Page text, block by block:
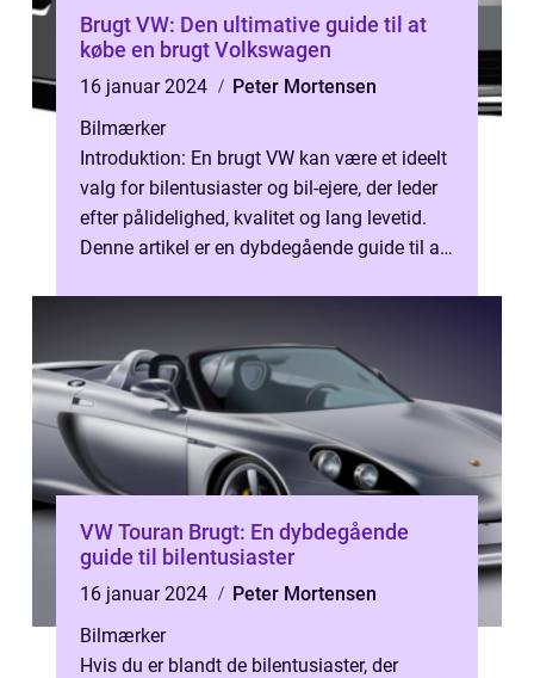
Brugt VW: Den ultimative guide til at
købe en brugt Volkswagen
16 januar 2024
Peter Mortensen
Bilmærker
Introduktion: En brugt VW kan være et ideelt
valg for bilentusiaster og bil-ejere, der leder
efter pålidelighed, kvalitet og lang levetid.
Denne artikel er en dybdegående guide til alt,
VW Touran Brugt: En dybdegående
guide til bilentusiaster
16 januar 2024
Peter Mortensen
Bilmærker
Hvis du er blandt de bilentusiaster, der